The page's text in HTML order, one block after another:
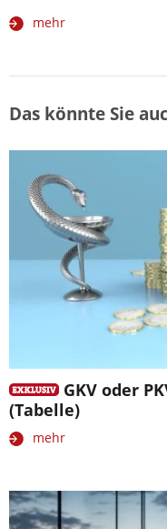
mehr
Das könnte Sie
GKV oder
(Tabelle)
mehr